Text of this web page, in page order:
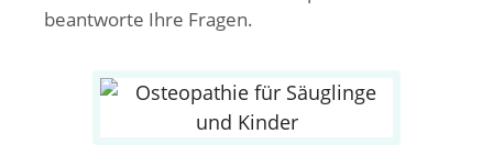
beantworte Ihre Fragen.